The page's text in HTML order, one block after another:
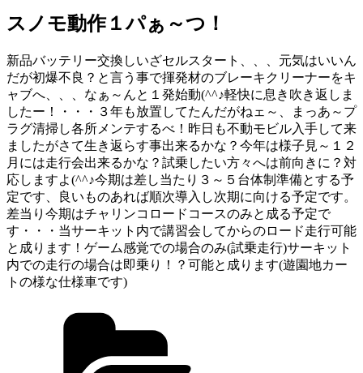
スノモ動作１パぁ～つ！
新品バッテリー交換しいざセルスタート、、、元気はいいん
だが初爆不良？と言う事で揮発材のブレーキクリーナーをキ
ャブへ、、、なぁ～んと１発始動(^^♪軽快に息き吹き返しま
したー！・・・３年も放置してたんだがねェ～、まっあ～プ
ラグ清掃し各所メンテするべ！昨日も不動モビル入手して来
ましたがさて生き返らす事出来るかな？今年は様子見～１２
月には走行会出来るかな？試乗したい方々へは前向きに？対
応しますよ(^^♪今期は差し当たり３～５台体制準備とする予
定です、良いものあれば順次導入し次期に向ける予定です。
差当り今期はチャリンコロードコースのみと成る予定で
す・・・当サーキット内で講習会してからのロード走行可能
と成ります！ゲーム感覚での場合のみ(試乗走行)サーキット
内での走行の場合は即乗り！？可能と成ります(遊園地カー
トの様な仕様車です)